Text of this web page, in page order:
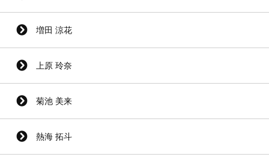
増田 涼花
上原 玲奈
菊池 美来
熱海 拓斗